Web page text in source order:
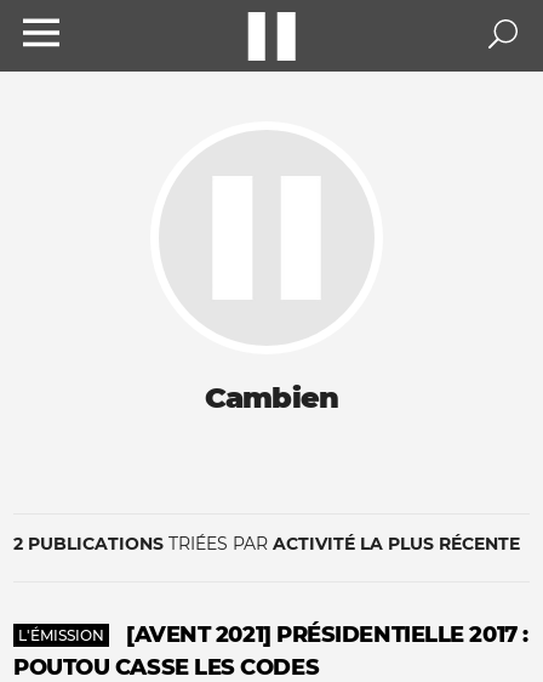
Cambien
2 PUBLICATIONS TRIÉES PAR ACTIVITÉ LA PLUS RÉCENTE
L'ÉMISSION
[AVENT 2021] PRÉSIDENTIELLE 2017 :
POUTOU CASSE LES CODES